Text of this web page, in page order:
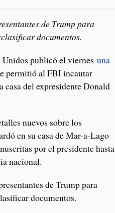
de Trump para
documentos.
Unidos publicó el viernesuna
permitió al FBI incautar
casa del expresidente Donald
nuevos sobre los
en su casa de Mar-a-Lago
por el presidente hasta
nacional.
de Trump para
documentos.